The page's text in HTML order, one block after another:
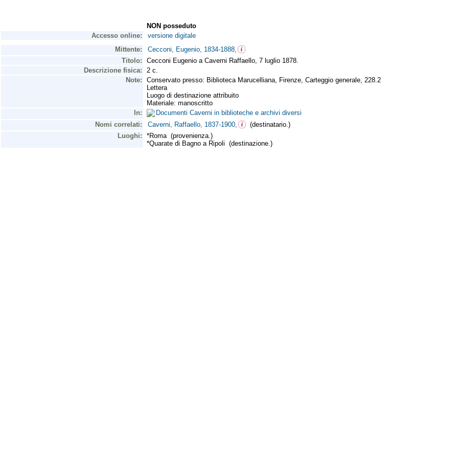
NON posseduto
Accesso online:
versione digitale
Mittente:
Cecconi, Eugenio, 1834-1888,
Titolo:
Cecconi Eugenio a Caverni Raffaello, 7 luglio 1878.
Descrizione fisica:
2 c.
Note:
Conservato presso: Biblioteca Marucelliana, Firenze, Carteggio generale, 228.2
Lettera
Luogo di destinazione attribuito
Materiale: manoscritto
In:
Documenti Caverni in biblioteche e archivi diversi
Nomi correlati:
Caverni, Raffaello, 1837-1900,
(destinatario.)
Luoghi:
*Roma (provenienza.)
*Quarate di Bagno a Ripoli (destinazione.)